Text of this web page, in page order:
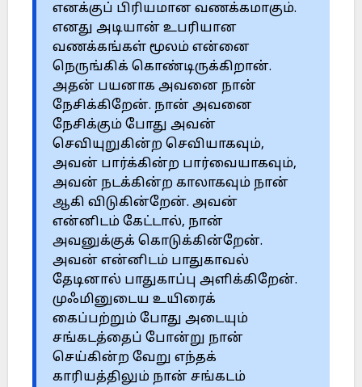
எனக்குப் பிரியமான வணக்கமாகும்.
எனது அடியான் உபரியான
வணக்கங்கள் மூலம் என்னை
நெருங்கிக் கொண்டிருக்கிறான்.
அதன் பயனாக அவனை நான்
நேசிக்கிறேன். நான் அவனை
நேசிக்கும் போது அவன்
செவியுறுகின்ற செவியாகவும்,
அவன் பார்க்கின்ற பார்வையாகவும்,
அவன் நடக்கின்ற காலாகவும் நான்
ஆகி விடுகின்றேன். அவன்
என்னிடம் கேட்டால், நான்
அவனுக்குக் கொடுக்கின்றேன்.
அவன் என்னிடம் பாதுகாவல்
தேடினால் பாதுகாப்பு அளிக்கிறேன்.
முஃமினுடைய உயிரைக்
கைப்பற்றும் போது அடையும்
சங்கடத்தைப் போன்று நான்
செய்கின்ற வேறு எந்தக்
காரியத்திலும் நான் சங்கடம்